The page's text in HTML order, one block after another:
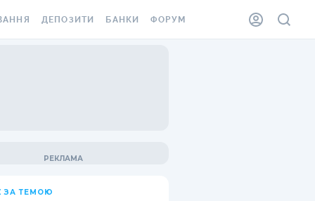
ДЕПОЗИТИ
ПИТАННЯ ТА ВІДПОВІДІ
БАНКИ ФОРУМ
ЗА ТЕМОЮ